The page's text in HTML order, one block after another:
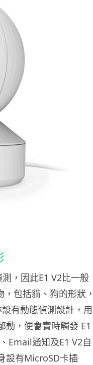
，因此E1 V2比一般
包括貓、狗的形狀，
有動態偵測設計，用
動，便會實時觸發 E1
Email通知及E1 V2自
設有MicroSD卡插